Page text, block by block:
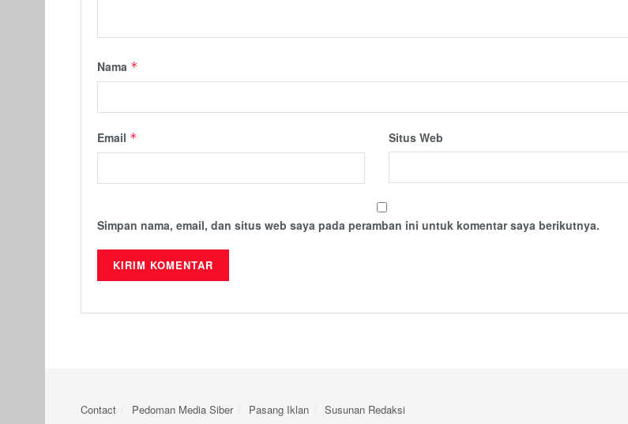
Nama *
Email * Situs Web
Simpan nama, email, dan situs web saya pada peramban ini untuk komentar saya berikutnya.
Contact Pedoman Media Siber Pasang Iklan Susunan Redaksi